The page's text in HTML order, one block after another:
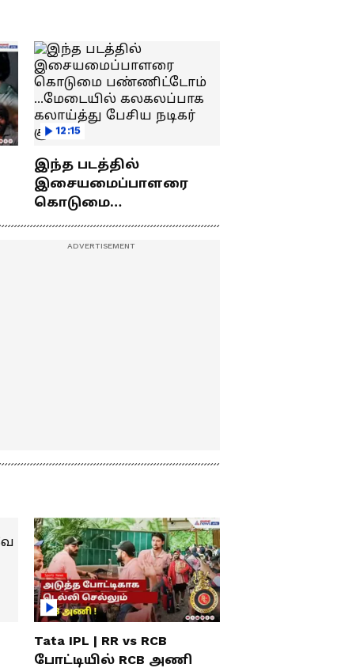
செல்வப்பெருந்தகை
மாவீரன்
அயோத்திதாச
பண்டிதருக்கு
முதல்வர் விஜய்
மலரஞ்சலி!
12:15
இந்த படத்தில்
இசையமைப்பாளரை
கொடுமை
Tata IPL | RR vs RCB
போட்டியில் RCB அணி